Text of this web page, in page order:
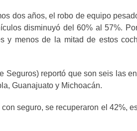
dos años, el robo de equipo
disminuyó del 60% al 57%.
y menos de la mitad de estos
reportó que son seis las
Guanajuato y Michoacán.
seguro, se recuperaron el 42%,